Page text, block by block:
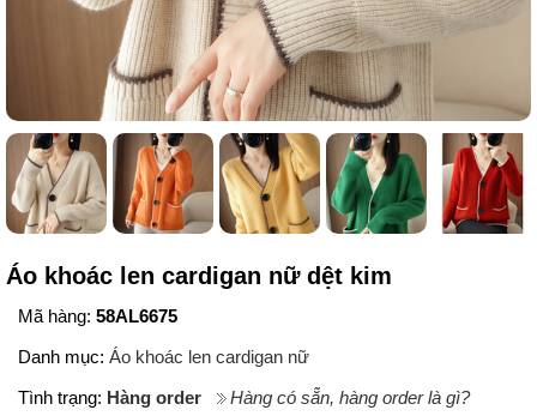
Áo khoác len cardigan nữ dệt kim
Mã hàng: 58AL6675
Danh mục: Áo khoác len cardigan nữ
Tình trạng: Hàng order Hàng có sẵn, hàng order là gì?